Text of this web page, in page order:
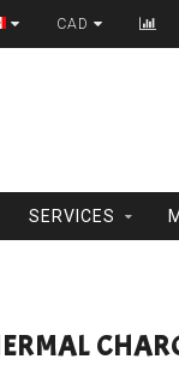
Trois-Rivières et
CAD
SERVICES